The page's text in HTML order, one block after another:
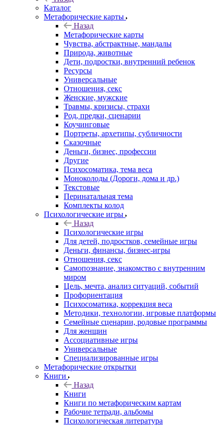
Каталог
Mетафорические карты
Назад
Mетафорические карты
Чувства, абстрактные, мандалы
Природа, животные
Дети, подростки, внутренний ребенок
Ресурсы
Универсальные
Отношения, секс
Женские, мужские
Травмы, кризисы, страхи
Род, предки, сценарии
Коучинговые
Портреты, архетипы, субличности
Сказочные
Деньги, бизнес, профессии
Другие
Психосоматика, тема веса
Моноколоды (Дороги, дома и др.)
Текстовые
Перинатальная тема
Комплекты колод
Психологические игры
Назад
Психологические игры
Для детей, подростков, семейные игры
Деньги, финансы, бизнес-игры
Отношения, секс
Самопознание, знакомство с внутренним
миром
Цель, мечта, анализ ситуаций, событий
Профориентация
Психосоматика, коррекция веса
Методики, технологии, игровые платформы
Семейные сценарии, родовые программы
Для женщин
Ассоциативные игры
Универсальные
Специализированные игры
Метафорические открытки
Книги
Назад
Книги
Книги по метафорическим картам
Рабочие тетради, альбомы
Психологическая литература